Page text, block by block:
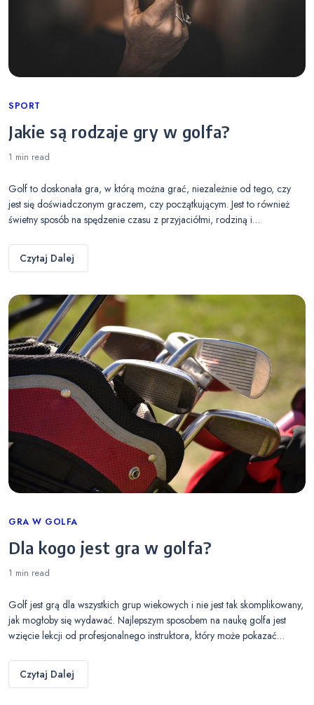
Categories
SPORT
Jakie są rodzaje gry w golfa?
1 min read
Golf to doskonała gra, w którą można grać, niezależnie od tego, czy
jest się doświadczonym graczem, czy początkującym. Jest to również
świetny sposób na spędzenie czasu z przyjaciółmi, rodziną i…
Czytaj Dalej
Categories
GRA W GOLFA
Dla kogo jest gra w golfa?
1 min read
Golf jest grą dla wszystkich grup wiekowych i nie jest tak skomplikowany,
jak mogłoby się wydawać. Najlepszym sposobem na naukę golfa jest
wzięcie lekcji od profesjonalnego instruktora, który może pokazać…
Czytaj Dalej